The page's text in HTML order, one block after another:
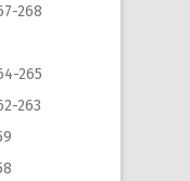
268
265
263